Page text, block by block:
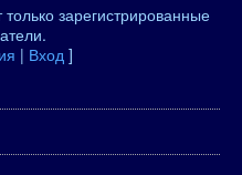
зарегистрированные
| Вход ]